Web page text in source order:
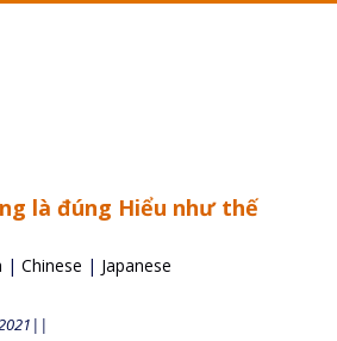
là đúng Hiểu như thế
| Chinese | Japanese